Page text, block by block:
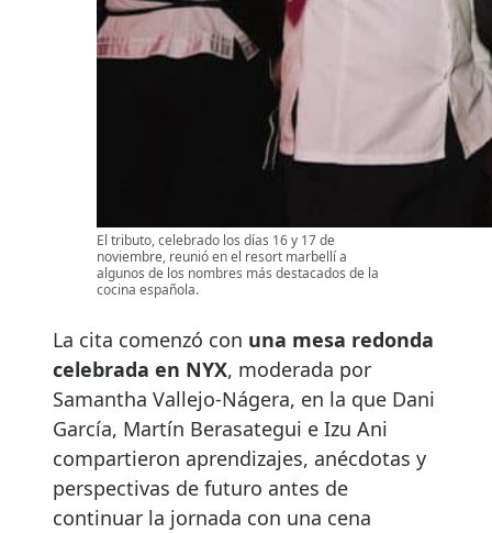
El tributo, celebrado los días 16 y 17 de
noviembre, reunió en el resort marbellí a
algunos de los nombres más destacados de la
cocina española.
La cita comenzó con una mesa redonda
celebrada en NYX, moderada por
Samantha Vallejo-Nágera, en la que Dani
García, Martín Berasategui e Izu Ani
compartieron aprendizajes, anécdotas y
perspectivas de futuro antes de
continuar la jornada con una cena